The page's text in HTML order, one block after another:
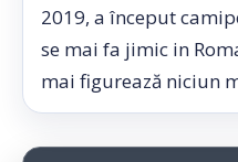
2019, a început
se mai fa jimic in
mai figurează niciun